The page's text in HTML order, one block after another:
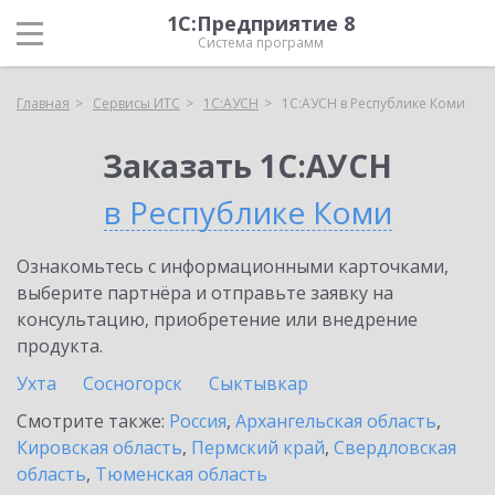
1С:Предприятие 8
Система программ
Главная Сервисы ИТС 1С:АУСН 1С:АУСН в Республике Коми
Заказать 1С:АУСН
в Республике Коми
Ознакомьтесь с информационными карточками,
выберите партнёра и отправьте заявку на
консультацию, приобретение или внедрение
продукта.
Ухта
Сосногорск
Сыктывкар
Смотрите также: Россия, Архангельская область,
Кировская область, Пермский край, Свердловская
область, Тюменская область